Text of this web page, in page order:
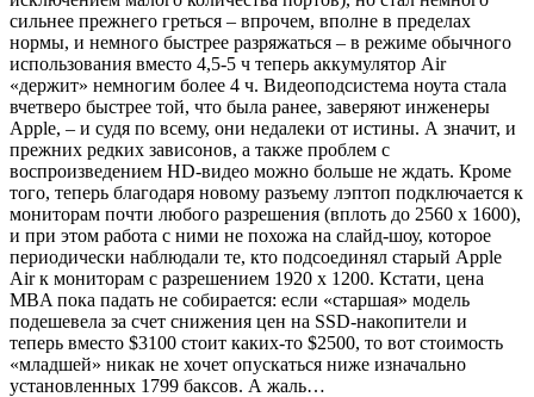
сильнее прежнего греться – впрочем, вполне в пределах
нормы, и немного быстрее разряжаться – в режиме обычного
использования вместо 4,5-5 ч теперь аккумулятор Air
«держит» немногим более 4 ч. Видеоподсистема ноута стала
вчетверо быстрее той, что была ранее, заверяют инженеры
Apple, – и судя по всему, они недалеки от истины. А значит, и
прежних редких зависонов, а также проблем с
воспроизведением HD-видео можно больше не ждать. Кроме
того, теперь благодаря новому разъему лэптоп подключается к
мониторам почти любого разрешения (вплоть до 2560 х 1600),
и при этом работа с ними не похожа на слайд-шоу, которое
периодически наблюдали те, кто подсоединял старый Apple
Air к мониторам с разрешением 1920 х 1200. Кстати, цена
MBA пока падать не собирается: если «старшая» модель
подешевела за счет снижения цен на SSD-накопители и
теперь вместо $3100 стоит каких-то $2500, то вот стоимость
«младшей» никак не хочет опускаться ниже изначально
установленных 1799 баксов. А жаль…